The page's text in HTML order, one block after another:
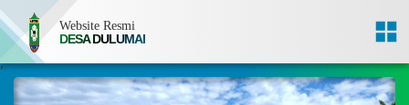
Website Resmi
DESA DULUMAI
,